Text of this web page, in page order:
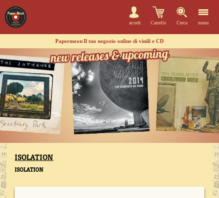
accedi Carrello Cerca menu
PapermoonIl tuo negozio online di vinili e CD
ISOLATION
ISOLATION